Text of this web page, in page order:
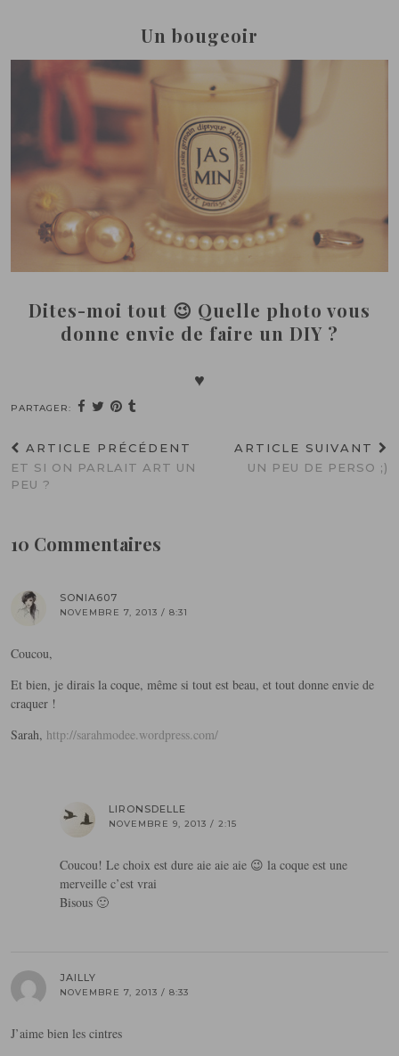
Un bougeoir
Dites-moi tout 😉 Quelle photo vous
donne envie de faire un DIY ?
♥
PARTAGER:
ARTICLE PRÉCÉDENT
ET SI ON PARLAIT ART UN
PEU ?
ARTICLE SUIVANT
UN PEU DE PERSO ;)
10 Commentaires
SONIA607
NOVEMBRE 7, 2013 / 8:31
Coucou,
Et bien, je dirais la coque, même si tout est beau, et tout donne envie de
craquer !
Sarah, http://sarahmodee.wordpress.com/
LIRONSDELLE
NOVEMBRE 9, 2013 / 2:15
Coucou! Le choix est dure aie aie aie 😉 la coque est une
merveille c’est vrai
Bisous 🙂
JAILLY
NOVEMBRE 7, 2013 / 8:33
J’aime bien les cintres